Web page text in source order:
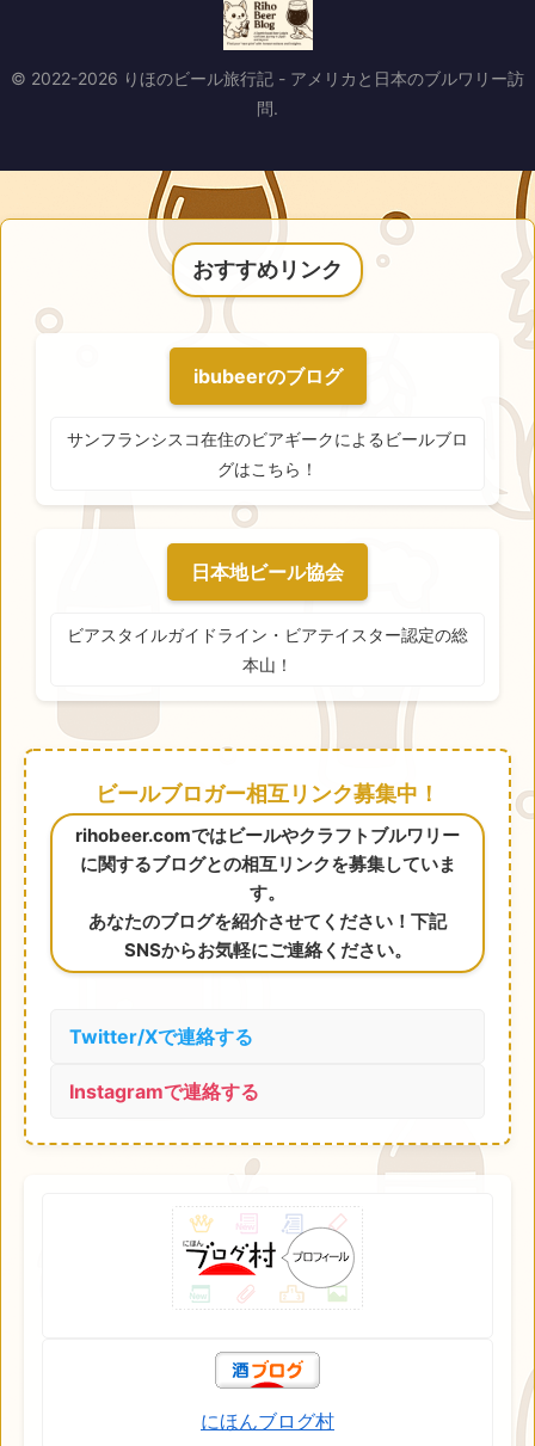
© 2022-2026 りほのビール旅行記 - アメリカと日本のブルワリー訪
問.
おすすめリンク
ibubeerのブログ
サンフランシスコ在住のビアギークによるビールブロ
グはこちら！
日本地ビール協会
ビアスタイルガイドライン・ビアテイスター認定の総
本山！
ビールブロガー相互リンク募集中！
rihobeer.comではビールやクラフトブルワリー
に関するブログとの相互リンクを募集していま
す。
あなたのブログを紹介させてください！下記
SNSからお気軽にご連絡ください。
Twitter/Xで連絡する
Instagramで連絡する
にほんブログ村